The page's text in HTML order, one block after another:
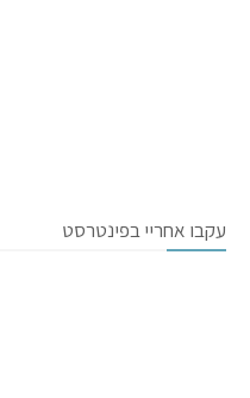
עקבו אחריי בפינטרסט